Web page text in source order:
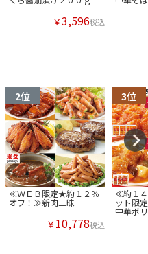
￥3,596税込
≪ＷＥＢ限定★約１２％
オフ！≫新肉三昧
￥ 10,778税込
≪約１
ット限
中華ボ